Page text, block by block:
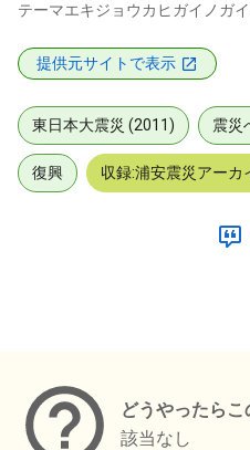
テーマエキジョウカヒガイノガ
提供元サイトで表示
東日本大震災 (2011) 震災
復興 収録:浦安震災アーカ
どうやったらこ
該当なし